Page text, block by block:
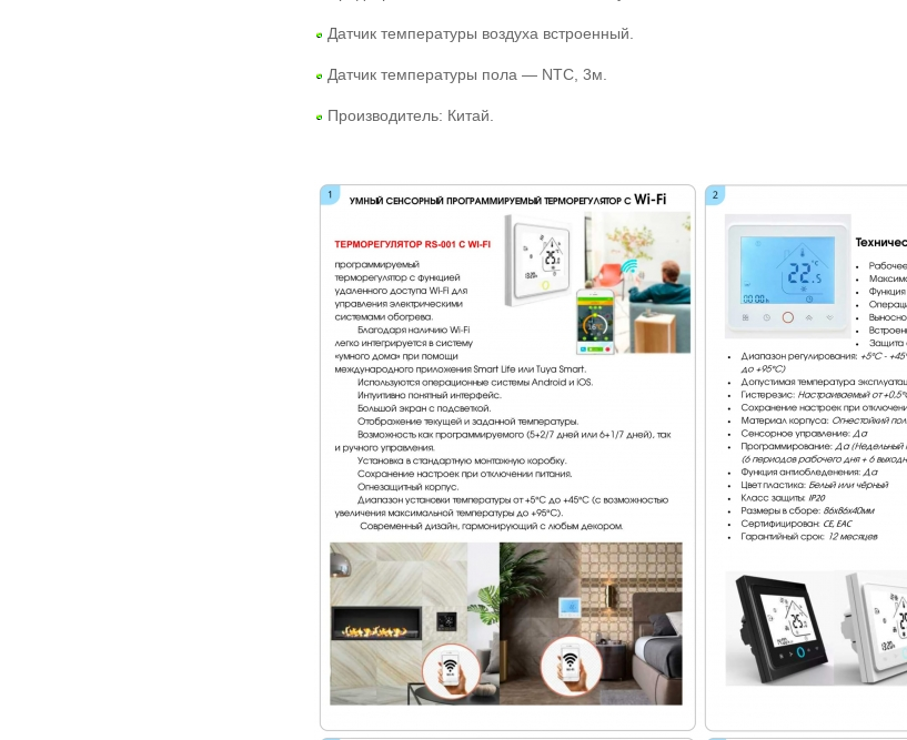
Датчик температуры воздуха встроенный.
Датчик температуры пола — NTC, 3м.
Производитель: Китай.